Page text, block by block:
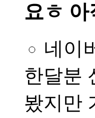
요ㅎ
네이
한달분
봤지만